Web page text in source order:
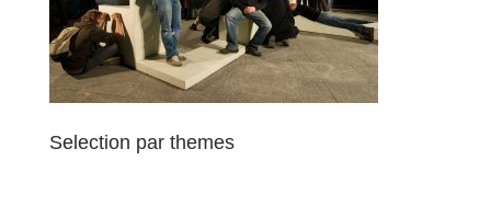
Selection par themes